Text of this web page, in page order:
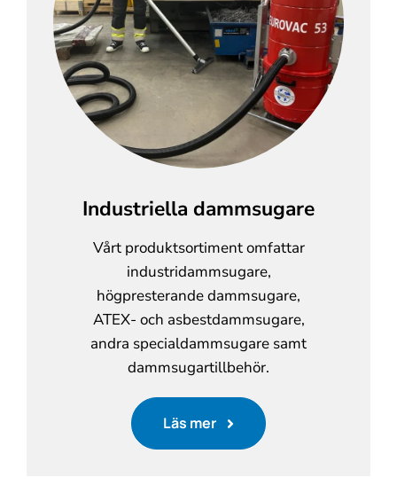
Industriella dammsugare
Vårt produktsortiment omfattar
industridammsugare,
högpresterande dammsugare,
ATEX- och asbestdammsugare,
andra specialdammsugare samt
dammsugartillbehör.
Läs mer